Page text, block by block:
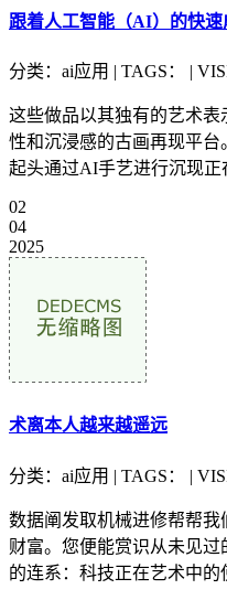
跟着人工智能（AI）的快速
分类：ai应用 | TAGS： |
这些做品以其独有的艺术
性和沉浸感的古画再现平
起头通过AI手艺进行沉现正
02
04
2025
术离本人越来越遥远
分类：ai应用 | TAGS： |
数据阐发取机械进修帮帮
财富。您便能赏识从未见
的连系：科技正在艺术中的